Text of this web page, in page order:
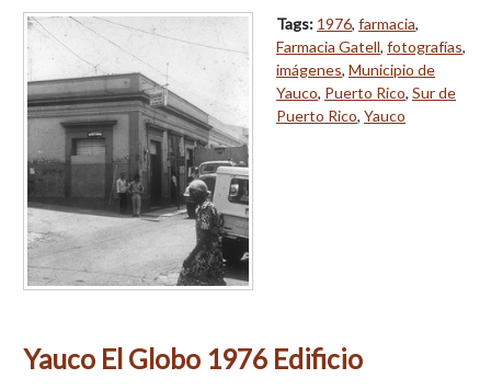
Tags: 1976, farmacia,
Farmacia Gatell, fotografías,
imágenes, Municipio de
Yauco, Puerto Rico, Sur de
Puerto Rico, Yauco
Yauco El Globo 1976 Edificio